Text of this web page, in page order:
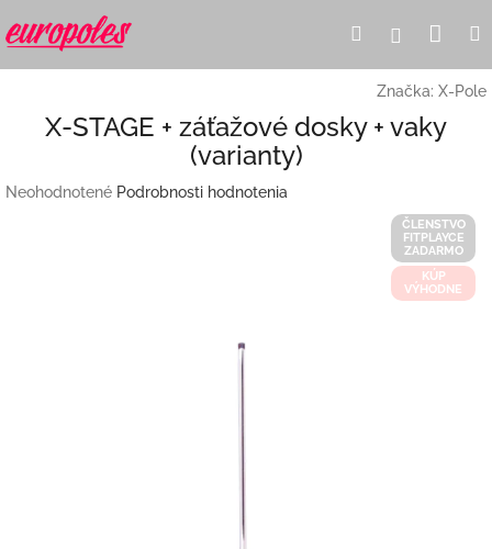
na
obsah
Hľadať
Značka: X-Pole
X-STAGE + záťažové dosky + vaky
(varianty)
Priemerné
Neohodnotené Podrobnosti hodnotenia
ČLENSTVO
FITPLAYCE
ZADARMO
KÚP
VÝHODNE